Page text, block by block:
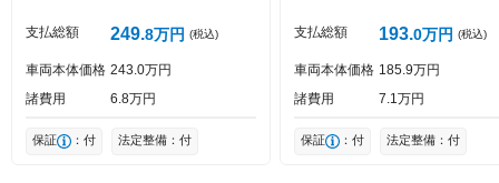
支払総額 249 8万円 (税込)
車両本体価格 243 0万円
諸費用
6 8万円
保証 ：付 法定整備：付
支払総額 193 0万円 (税込)
車両本体価格 185 9万円
諸費用
7 1 万円
保証 ：付 法定整備：付